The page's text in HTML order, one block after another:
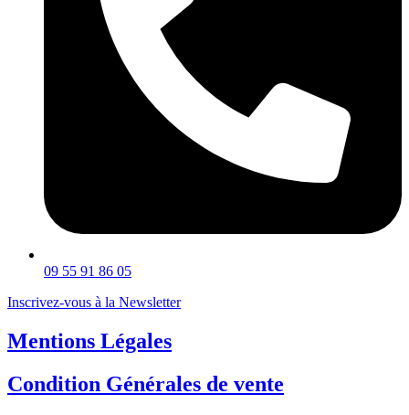
09 55 91 86 05
Inscrivez-vous à la Newsletter
Mentions Légales
Condition Générales de vente